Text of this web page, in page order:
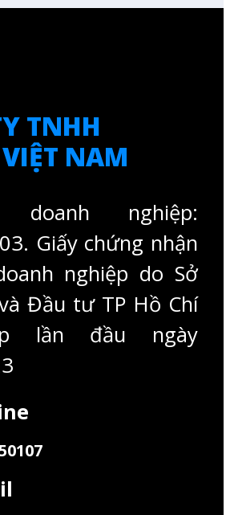
TNHH
NAM
nghiệp:
Giấy chứng nhận
nghiệp do Sở
Đầu tư TP Hồ Chí
lần đầu ngày